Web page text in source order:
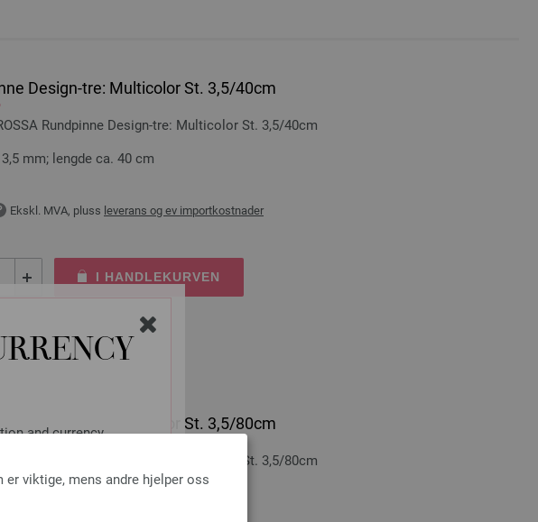
and currency.
viktige, mens andre hjelper oss
Design-tre: Multicolor St. 3,5/40cm
Rundpinne Design-tre: Multicolor St. 3,5/40cm
mm; lengde ca. 40 cm
Ekskl. MVA, pluss leverans og ev importkostnader
I HANDLEKURVEN
Design-tre: Multicolor St. 3,5/80cm
Rundpinne Design-tre: Multicolor St. 3,5/80cm